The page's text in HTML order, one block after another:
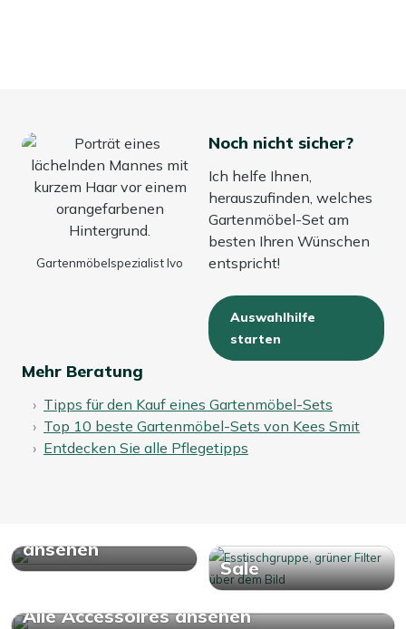
Gartenmöbelspezialist Ivo
Noch nicht sicher?
Ich helfe Ihnen,
herauszufinden, welches
Gartenmöbel-Set am
besten Ihren Wünschen
entspricht!
Auswahlhilfe
starten
Mehr Beratung
Tipps für den Kauf eines Gartenmöbel-Sets
Top 10 beste Gartenmöbel-Sets von Kees Smit
Entdecken Sie alle Pflegetipps
ansehen
Sale
Alle Accessoires ansehen